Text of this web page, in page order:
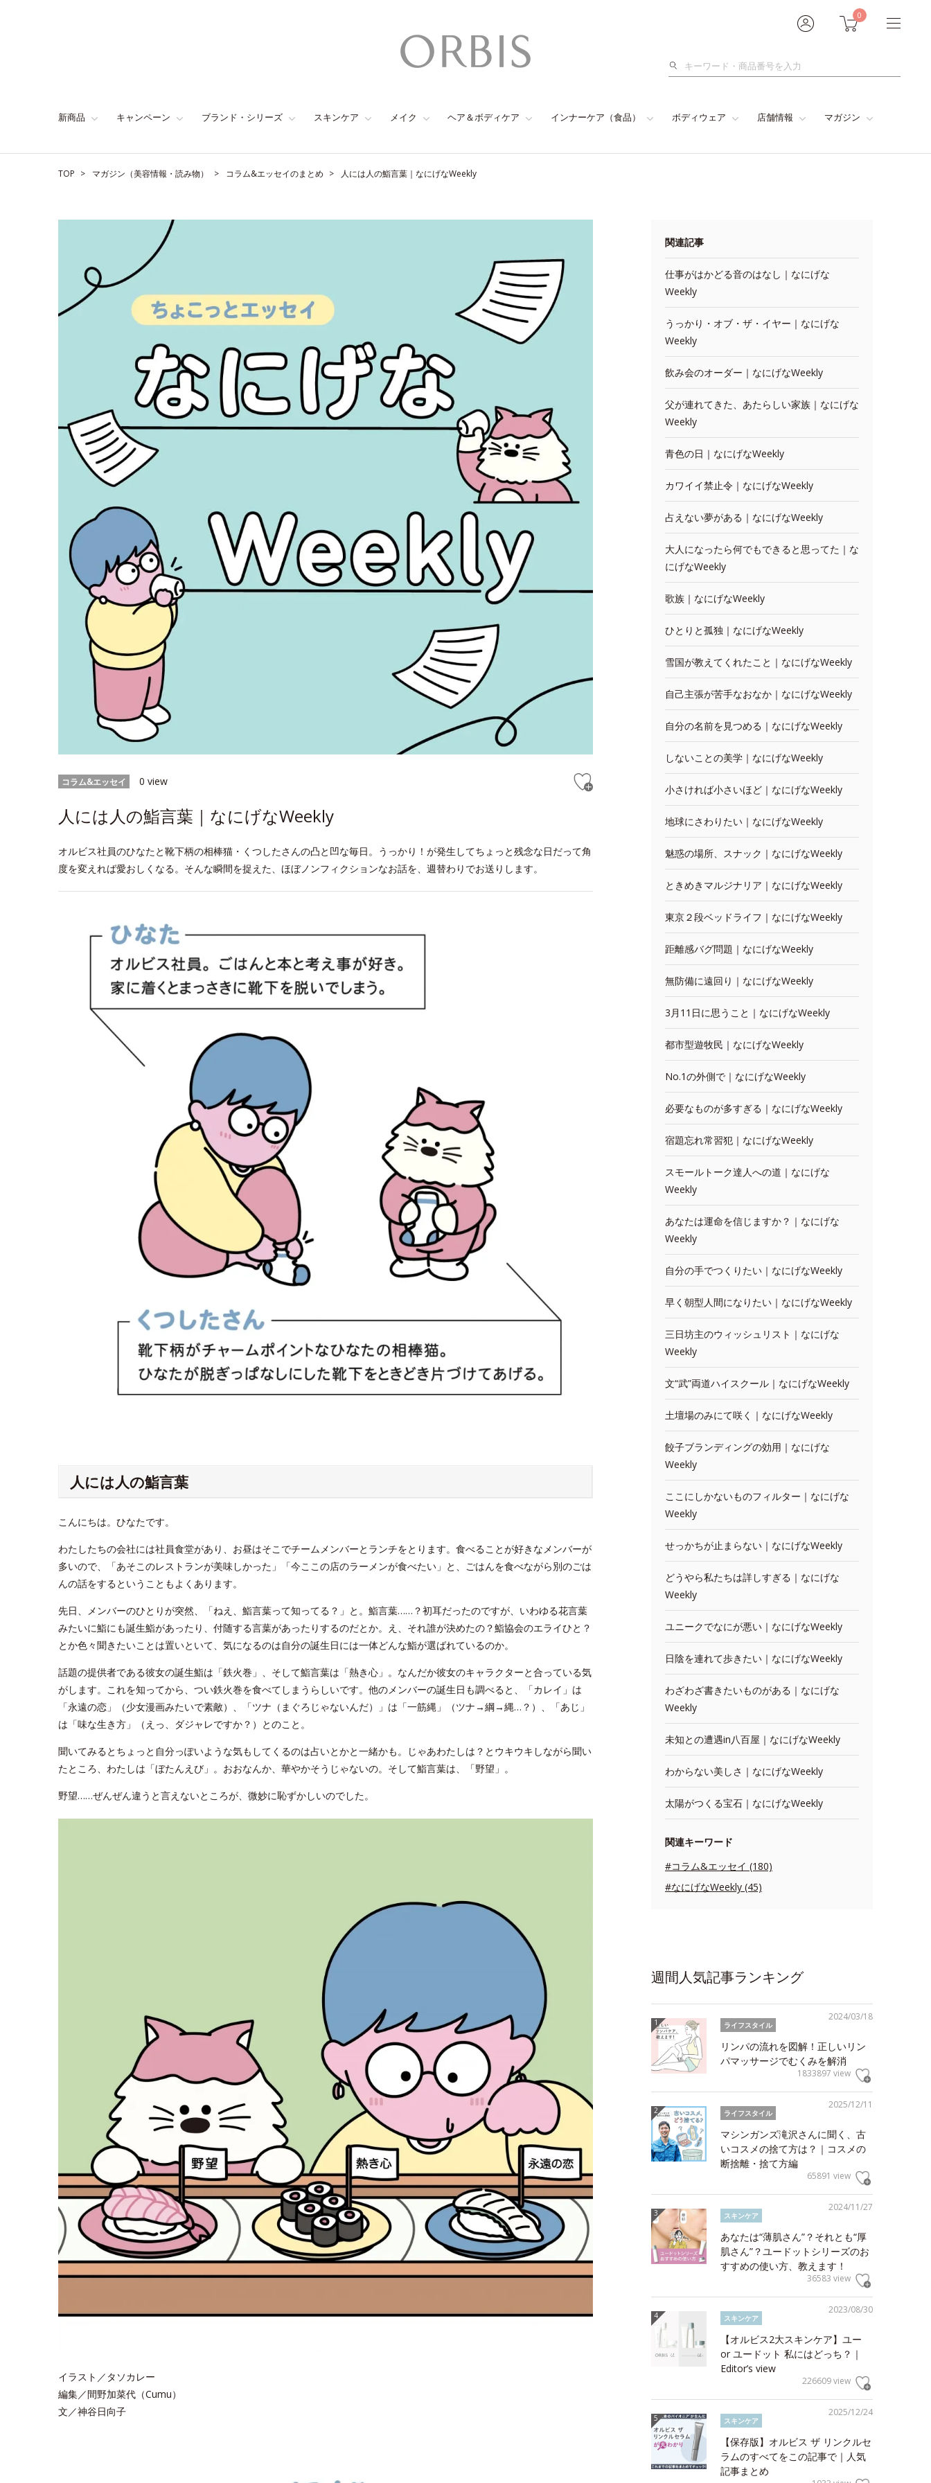
0
検
新商品 キャンペーン ブランド・シリーズ スキンケア メイク ヘア＆ボディケア インナーケア（食品） ボディウェア 店舗情報 マガジン
TOP マガジン（美容情報・読み物） コラム&エッセイのまとめ 人には人の鮨言葉｜なにげなWeekly
コラム&エッセイ 0 view
人には人の鮨言葉｜なにげなWeekly
オルビス社員のひなたと靴下柄の相棒猫・くつしたさんの凸と凹な毎日。うっかり！が発生してちょっと残念な日だって角
度を変えれば愛おしくなる。そんな瞬間を捉えた、ほぼノンフィクションなお話を、週替わりでお送りします。
人には人の鮨言葉
こんにちは。ひなたです。
わたしたちの会社には社員食堂があり、お昼はそこでチームメンバーとランチをとります。食べることが好きなメンバーが
多いので、「あそこのレストランが美味しかった」「今ここの店のラーメンが食べたい」と、ごはんを食べながら別のごは
んの話をするということもよくあります。
先日、メンバーのひとりが突然、「ねえ、鮨言葉って知ってる？」と。鮨言葉……？初耳だったのですが、いわゆる花言葉
みたいに鮨にも誕生鮨があったり、付随する言葉があったりするのだとか。え、それ誰が決めたの？鮨協会のエライひと？
とか色々聞きたいことは置いといて、気になるのは自分の誕生日には一体どんな鮨が選ばれているのか。
話題の提供者である彼女の誕生鮨は「鉄火巻」、そして鮨言葉は「熱き心」。なんだか彼女のキャラクターと合っている気
がします。これを知ってから、つい鉄火巻を食べてしまうらしいです。他のメンバーの誕生日も調べると、「カレイ」は
「永遠の恋」（少女漫画みたいで素敵）、「ツナ（まぐろじゃないんだ）」は「一筋縄」（ツナ→綱→縄…？）、「あじ」
は「味な生き方」（えっ、ダジャレですか？）とのこと。
聞いてみるとちょっと自分っぽいような気もしてくるのは占いとかと一緒かも。じゃあわたしは？とウキウキしながら聞い
たところ、わたしは「ぼたんえび」。おおなんか、華やかそうじゃないの。そして鮨言葉は、「野望」。
野望……ぜんぜん違うと言えないところが、微妙に恥ずかしいのでした。
イラスト／タソカレー
編集／間野加菜代（Cumu）
文／神谷日向子
関連記事
仕事がはかどる音のはなし｜なにげな
Weekly
うっかり・オブ・ザ・イヤー｜なにげな
Weekly
飲み会のオーダー｜なにげなWeekly
父が連れてきた、あたらしい家族｜なにげな
Weekly
青色の日｜なにげなWeekly
カワイイ禁止令｜なにげなWeekly
占えない夢がある｜なにげなWeekly
大人になったら何でもできると思ってた｜な
にげなWeekly
歌族｜なにげなWeekly
ひとりと孤独｜なにげなWeekly
雪国が教えてくれたこと｜なにげなWeekly
自己主張が苦手なおなか｜なにげなWeekly
自分の名前を見つめる｜なにげなWeekly
しないことの美学｜なにげなWeekly
小さければ小さいほど｜なにげなWeekly
地球にさわりたい｜なにげなWeekly
魅惑の場所、スナック｜なにげなWeekly
ときめきマルジナリア｜なにげなWeekly
東京２段ベッドライフ｜なにげなWeekly
距離感バグ問題｜なにげなWeekly
無防備に遠回り｜なにげなWeekly
3月11日に思うこと｜なにげなWeekly
都市型遊牧民｜なにげなWeekly
No.1の外側で｜なにげなWeekly
必要なものが多すぎる｜なにげなWeekly
宿題忘れ常習犯｜なにげなWeekly
スモールトーク達人への道｜なにげな
Weekly
あなたは運命を信じますか？｜なにげな
Weekly
自分の手でつくりたい｜なにげなWeekly
早く朝型人間になりたい｜なにげなWeekly
三日坊主のウィッシュリスト｜なにげな
Weekly
文“武”両道ハイスクール｜なにげなWeekly
土壇場のみにて咲く｜なにげなWeekly
餃子ブランディングの効用｜なにげな
Weekly
ここにしかないものフィルター｜なにげな
Weekly
せっかちが止まらない｜なにげなWeekly
どうやら私たちは詳しすぎる｜なにげな
Weekly
ユニークでなにが悪い｜なにげなWeekly
日陰を連れて歩きたい｜なにげなWeekly
わざわざ書きたいものがある｜なにげな
Weekly
未知との遭遇in八百屋｜なにげなWeekly
わからない美しさ｜なにげなWeekly
太陽がつくる宝石｜なにげなWeekly
関連キーワード
#コラム&エッセイ (180)
#なにげなWeekly (45)
週間人気記事ランキング
2024/03/18
ライフスタイル
リンパの流れを図解！正しいリン
パマッサージでむくみを解消
1833897 view
2025/12/11
ライフスタイル
マシンガンズ滝沢さんに聞く、古
いコスメの捨て方は？｜コスメの
断捨離・捨て方編
65891 view
2024/11/27
スキンケア
あなたは“薄肌さん”？それとも“厚
肌さん”？ユードットシリーズのお
すすめの使い方、教えます！
36583 view
2023/08/30
スキンケア
【オルビス2大スキンケア】ユー
or ユードット 私にはどっち？｜
Editor’s view
226609 view
2025/12/24
スキンケア
【保存版】オルビス ザ リンクルセ
ラムのすべてをこの記事で｜人気
記事まとめ